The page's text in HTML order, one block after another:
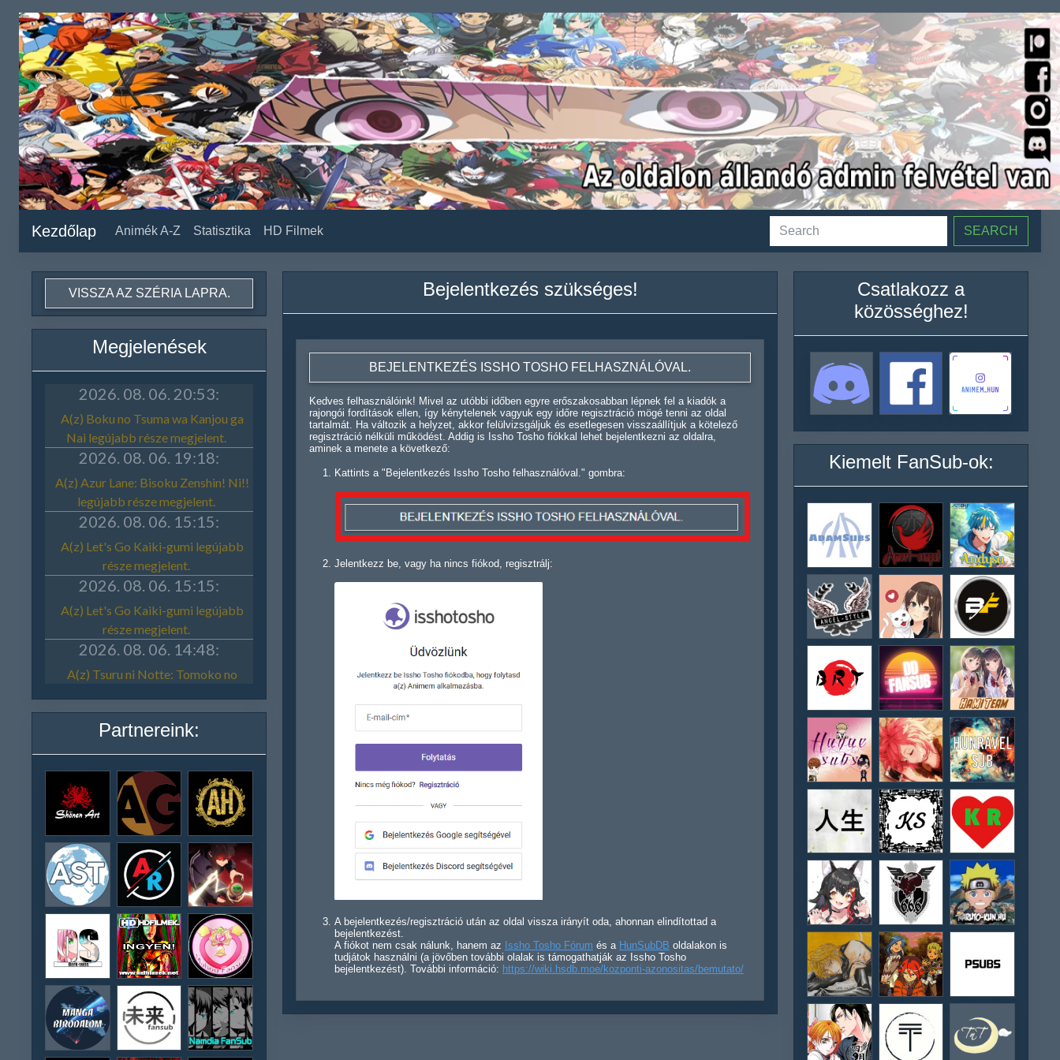
Kezdőlap Animék A-Z Statisztika HD Filmek SEARCH
VISSZA AZ SZÉRIA LAPRA.
Megjelenések
Partnereink:
Bejelentkezés szükséges!
BEJELENTKEZÉS ISSHO TOSHO FELHASZNÁLÓVAL.
Kedves felhasználóink! Mivel az utóbbi időben egyre erőszakosabban lépnek fel a kiadók a
rajongói fordítások ellen, így kénytelenek vagyuk egy időre regisztráció mögé tenni az oldal
tartalmát. Ha változik a helyzet, akkor felülvizsgáljuk és esetlegesen visszaállítjuk a kötelező
regisztráció nélküli működést. Addig is Issho Tosho fiókkal lehet bejelentkezni az oldalra,
aminek a menete a következő:
Kattints a "Bejelentkezés Issho Tosho felhasználóval." gombra:
Jelentkezz be, vagy ha nincs fiókod, regisztrálj:
A bejelentkezés/regisztráció után az oldal vissza irányít oda, ahonnan elindítottad a
bejelentkezést.
A fiókot nem csak nálunk, hanem az Issho Tosho Fórum és a HunSubDB oldalakon is
tudjátok használni (a jövőben további olalak is támogathatják az Issho Tosho
bejelentkezést). További információ: https://wiki.hsdb.moe/kozponti-azonositas/bemutato/
Csatlakozz a
közösséghez!
Kiemelt FanSub-ok: